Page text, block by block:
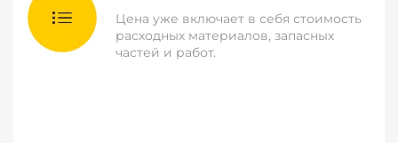
Цена уже включает в себя стоимость
расходных материалов, запасных
частей и работ.